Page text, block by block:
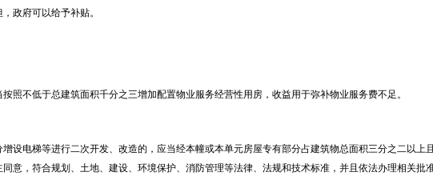
政府可以给予补贴。
照不低于总建筑面积千分之三增加配置物业服务经营性用房，收益用于弥补物业服务费不足。
设电梯等进行二次开发、改造的，应当经本幢或本单元房屋专有部分占建筑物总面积三分之二以上且
意，符合规划、土地、建设、环境保护、消防管理等法律、法规和技术标准，并且依法办理相关批